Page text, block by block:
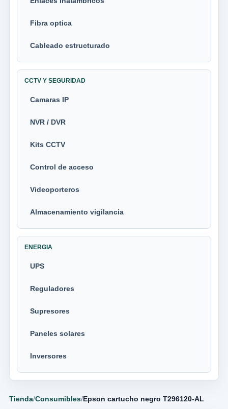
Fibra optica
Cableado estructurado
CCTV Y SEGURIDAD
Camaras IP
NVR / DVR
Kits CCTV
Control de acceso
Videoporteros
Almacenamiento vigilancia
ENERGIA
UPS
Reguladores
Supresores
Paneles solares
Inversores
Tienda/Consumibles/Epson cartucho negro T296120-AL